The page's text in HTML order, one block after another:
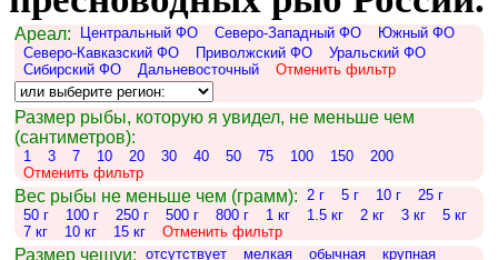
Ареал: Центральный ФО Северо-Западный ФО
Южный ФО
Северо-Кавказский ФО
Приволжский ФО
Уральский ФО
Сибирский ФО
Дальневосточный Отменить фильтр
Размер рыбы, которую я увидел, не меньше чем
(сантиметров):
1 3 7 10 20 30 40 50 75 100 150
200
Отменить фильтр
Вес рыбы не меньше чем (грамм): 2 г 5 г 10 г
25 г
50 г
100 г 250 г 500 г 800 г 1 кг 1.5 кг 2 кг 3 кг
5 кг
7 кг
10 кг 15 кг Отменить фильтр
Размер чешуи: отсутствует мелкая обычная крупная